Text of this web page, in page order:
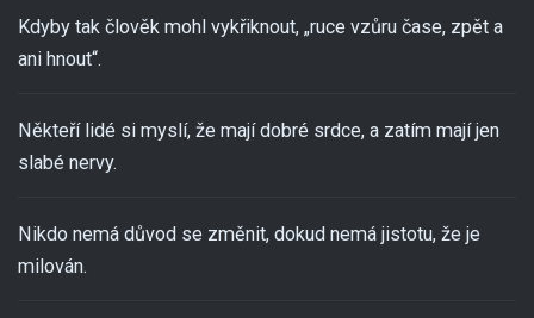
Kdyby tak člověk mohl vykřiknout, „ruce vzůru čase, zpět a
ani hnout“.
Někteří lidé si myslí, že mají dobré srdce, a zatím mají jen
slabé nervy.
Nikdo nemá důvod se změnit, dokud nemá jistotu, že je
milován.